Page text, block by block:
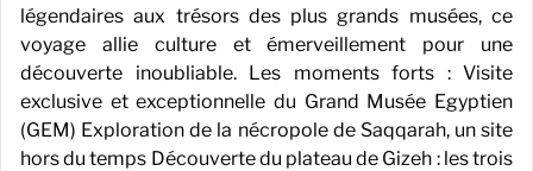
légendaires aux trésors des plus grands musées, ce
voyage allie culture et émerveillement pour une
découverte inoubliable. Les moments forts : Visite
exclusive et exceptionnelle du Grand Musée Egyptien
(GEM) Exploration de la nécropole de Saqqarah, un site
hors du temps Découverte du plateau de Gizeh : les trois